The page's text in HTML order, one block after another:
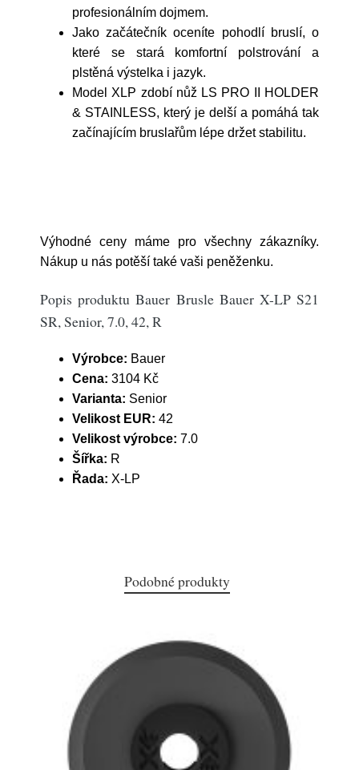
profesionálním dojmem.
Jako začátečník oceníte pohodlí bruslí, o
které se stará komfortní polstrování a
plstěná výstelka i jazyk.
Model XLP zdobí nůž LS PRO II HOLDER
& STAINLESS, který je delší a pomáhá tak
začínajícím bruslařům lépe držet stabilitu.
Výhodné ceny máme pro všechny zákazníky.
Nákup u nás potěší také vaši peněženku.
Popis produktu Bauer Brusle Bauer X-LP S21
SR, Senior, 7.0, 42, R
Výrobce: Bauer
Cena: 3104 Kč
Varianta: Senior
Velikost EUR: 42
Velikost výrobce: 7.0
Šířka: R
Řada: X-LP
Podobné produkty